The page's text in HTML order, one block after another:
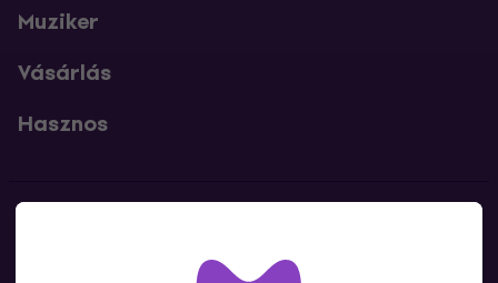
Muziker
Vásárlás
Hasznos